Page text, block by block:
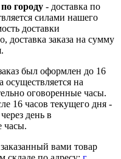
городу - доставка по
силами нашего
доставки
доставка заказа на сумму
был оформлен до 16
осуществляется на
оговоренные часы.
16 часов текущего дня -
день в
часы.
вами товар